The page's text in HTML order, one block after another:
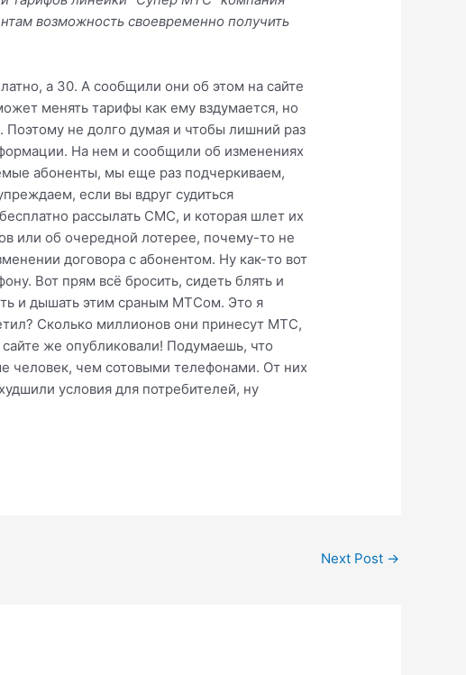
возможность своевременно получить
а 30. А сообщили они об этом на сайте
менять тарифы как ему вздумается, но
Поэтому не долго думая и чтобы лишний раз
На нем и сообщили об изменениях
абоненты, мы еще раз подчеркиваем,
если вы вдруг судиться
рассылать СМС, и которая шлет их
или об очередной лотерее, почему-то не
договора с абонентом. Ну как-то вот
Вот прям всё бросить, сидеть блять и
и дышать этим сраным МТСом. Это я
Сколько миллионов они принесут МТС,
же опубликовали! Подумаешь, что
человек, чем сотовыми телефонами. От них
условия для потребителей, ну
Next Post →